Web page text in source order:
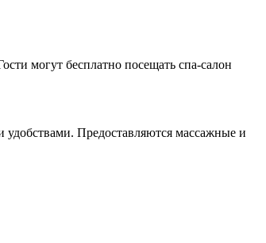
могут бесплатно посещать спа-салон
Предоставляются массажные и